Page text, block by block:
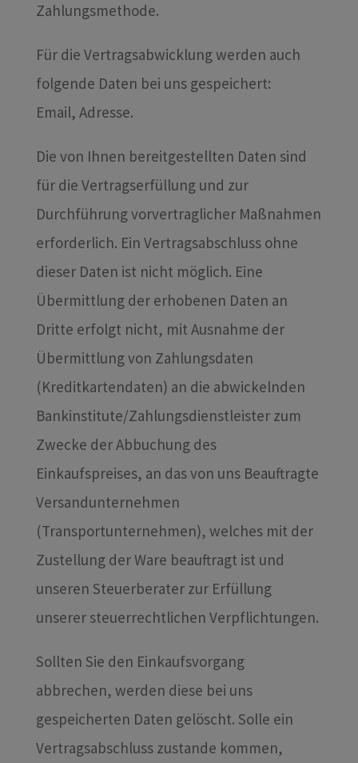
Zahlungsmethode.
Für die Vertragsabwicklung werden auch
folgende Daten bei uns gespeichert:
Email, Adresse.
Die von Ihnen bereitgestellten Daten sind
für die Vertragserfüllung und zur
Durchführung vorvertraglicher Maßnahmen
erforderlich. Ein Vertragsabschluss ohne
dieser Daten ist nicht möglich. Eine
Übermittlung der erhobenen Daten an
Dritte erfolgt nicht, mit Ausnahme der
Übermittlung von Zahlungsdaten
(Kreditkartendaten) an die abwickelnden
Bankinstitute/Zahlungsdienstleister zum
Zwecke der Abbuchung des
Einkaufspreises, an das von uns Beauftragte
Versandunternehmen
(Transportunternehmen), welches mit der
Zustellung der Ware beauftragt ist und
unseren Steuerberater zur Erfüllung
unserer steuerrechtlichen Verpflichtungen.
Sollten Sie den Einkaufsvorgang
abbrechen, werden diese bei uns
gespeicherten Daten gelöscht. Solle ein
Vertragsabschluss zustande kommen,